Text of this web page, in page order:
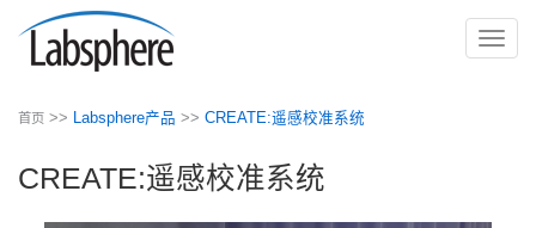
切
首页 >> Labsphere产品 >> CREATE:遥感校准系统
CREATE:遥感校准系统